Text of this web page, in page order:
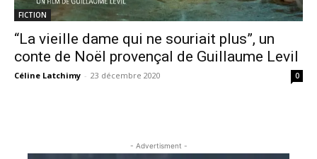
FICTION
“La vieille dame qui ne souriait plus”, un
conte de Noël provençal de Guillaume Levil
Céline Latchimy - 23 décembre 2020 0
- Advertisment -